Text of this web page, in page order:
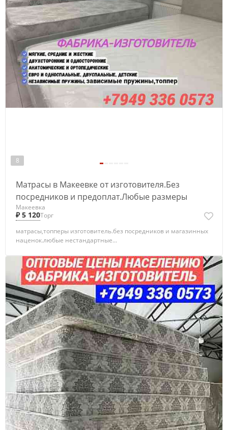
8
Матрасы в Макеевке от изготовителя.Без
посредников и предоплат.Любые размеры
Макеевка
₽ 5 120Торг
матрасы,топперы изготовитель.без посредников и магазинных
наценок.любые нестандартные...